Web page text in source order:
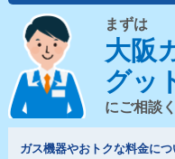
まずは
大阪
グッ
にご相談
ガス機器やおトクな料金に